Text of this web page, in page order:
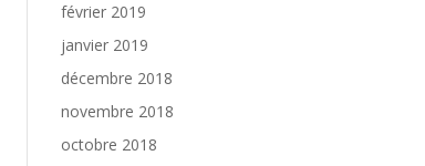
février 2019
janvier 2019
décembre 2018
novembre 2018
octobre 2018